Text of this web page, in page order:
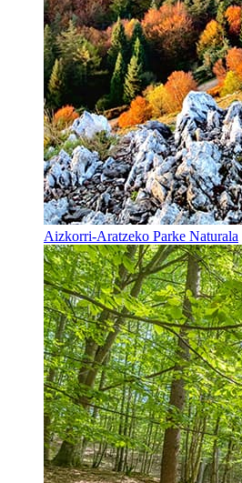
Aizkorri-Aratzeko Parke Naturala